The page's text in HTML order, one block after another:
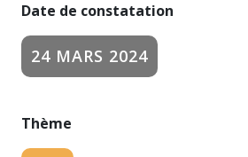
Date de constatation
24 MARS 2024
Thème